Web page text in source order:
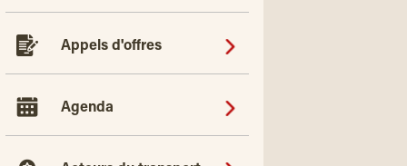
Appels d'offres
Agenda